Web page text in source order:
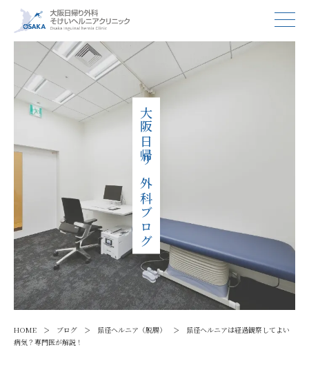
大阪日帰り外科ブログ
HOME > ブログ > 鼠径ヘルニア（脱腸） >
鼠径ヘルニアは経過観察してよい
病気？専門医が解説！